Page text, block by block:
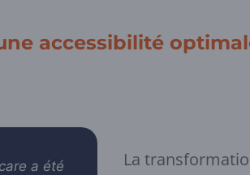
accessibilité
a été
La